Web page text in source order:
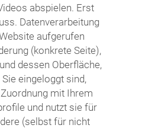
abspielen. Erst
Datenverarbeitung
aufgerufen
(konkrete Seite),
dessen Oberfläche,
eingeloggt sind,
mit Ihrem
und nutzt sie für
(selbst für nicht